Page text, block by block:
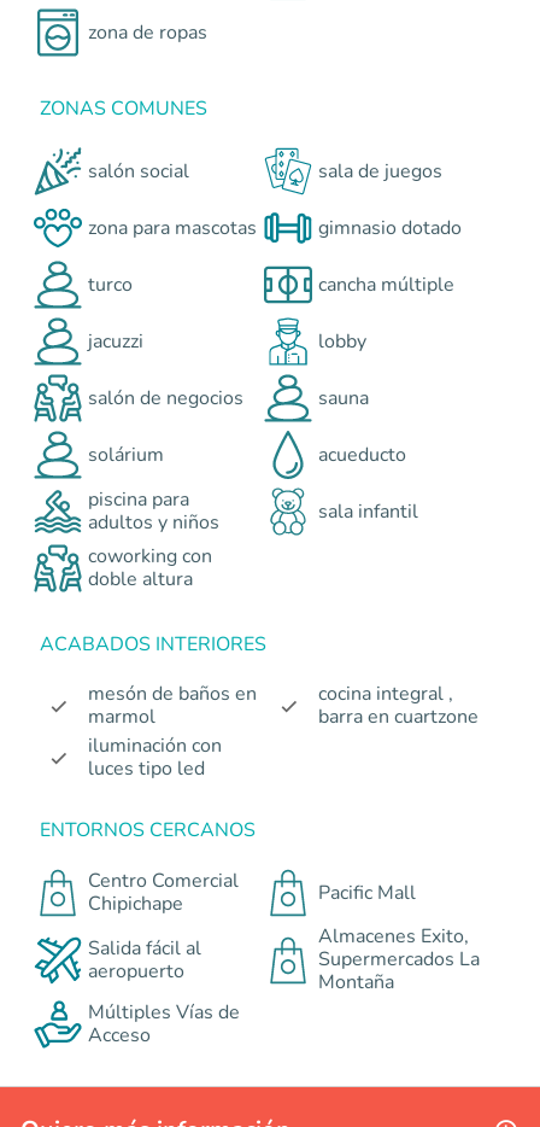
zona de ropas
ZONAS COMUNES
salón social sala de juegos
zona para mascotas gimnasio dotado
turco cancha múltiple
jacuzzi lobby
salón de negocios sauna
solárium
acueducto
piscina para
adultos y niños
sala infantil
coworking con
doble altura
ACABADOS INTERIORES
mesón de baños en
marmol
cocina integral ,
barra en cuartzone
iluminación con
luces tipo led
ENTORNOS CERCANOS
Centro Comercial
Chipichape
Pacific Mall
Salida fácil al
aeropuerto
Almacenes Exito,
Supermercados La
Montaña
Múltiples Vías de
Acceso